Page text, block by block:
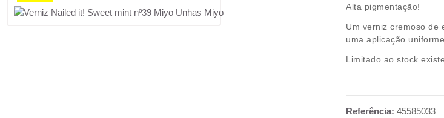
Alta pigmentação!
Um verniz cremoso de
uma aplicação
Limitado ao stock
Referência: 45585033